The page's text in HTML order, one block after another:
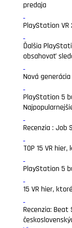
predaja
PlayStation
Ďalšia
obsahovať
Nová
PlayStation 5
Recenzia : Job
TOP 15 VR
PlayStation 5
15 VR hier,
Recenzia: Beat